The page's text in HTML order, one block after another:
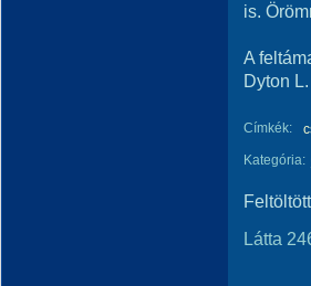
is.
A
Dyton
Címkék:
Kategória:
Látta